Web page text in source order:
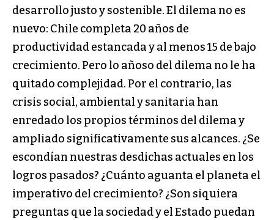
desarrollo justo y sostenible. El dilema no es
nuevo: Chile completa 20 años de
productividad estancada y al menos 15 de bajo
crecimiento. Pero lo añoso del dilema no le ha
quitado complejidad. Por el contrario, las
crisis social, ambiental y sanitaria han
enredado los propios términos del dilema y
ampliado significativamente sus alcances. ¿Se
escondían nuestras desdichas actuales en los
logros pasados? ¿Cuánto aguanta el planeta el
imperativo del crecimiento? ¿Son siquiera
preguntas que la sociedad y el Estado puedan